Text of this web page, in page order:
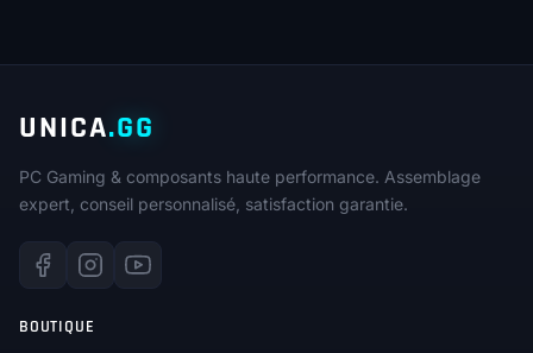
UNICA.GG
PC Gaming & composants haute performance. Assemblage
expert, conseil personnalisé, satisfaction garantie.
BOUTIQUE